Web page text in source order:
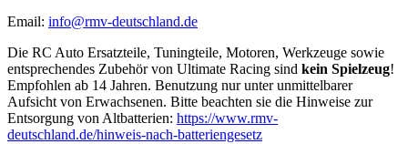
Email: info@rmv-deutschland.de
Die RC Auto Ersatzteile, Tuningteile, Motoren, Werkzeuge sowie
entsprechendes Zubehör von Ultimate Racing sind kein Spielzeug!
Empfohlen ab 14 Jahren. Benutzung nur unter unmittelbarer
Aufsicht von Erwachsenen. Bitte beachten sie die Hinweise zur
Entsorgung von Altbatterien: https://www.rmv-
deutschland.de/hinweis-nach-batteriengesetz